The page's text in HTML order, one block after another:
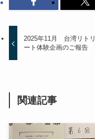
2025年11月 台湾リトリ
ート体験企画のご報告
関連記事